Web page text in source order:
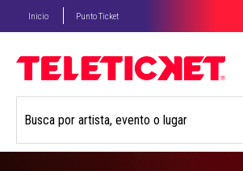
Inicio Punto Ticket